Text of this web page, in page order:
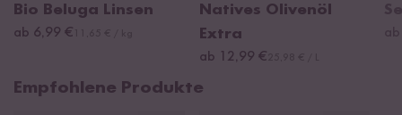
Bio Beluga Linsen
ab 6,99 €
Natives Olivenöl
Extra
ab 12,99 €
Empfohlene Produkte